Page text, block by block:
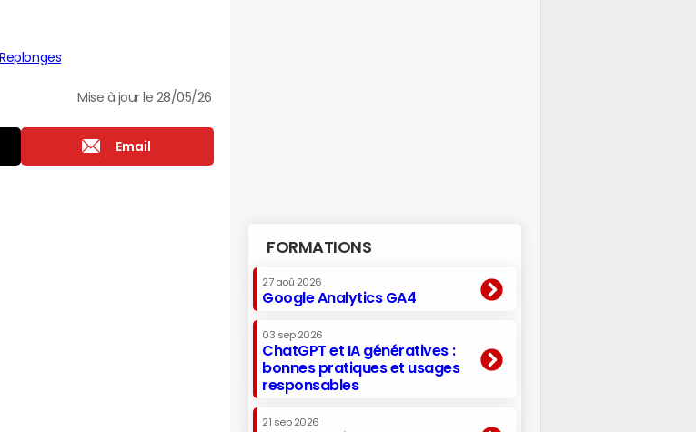
Replonges
Mise à jour le 28/05/26
Email
FORMATIONS
27 aoû 2026
Google Analytics GA4
03 sep 2026
ChatGPT et IA génératives :
bonnes pratiques et usages
responsables
21 sep 2026